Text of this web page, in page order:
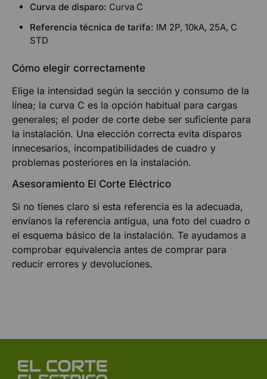
Curva de disparo: Curva C
Referencia técnica de tarifa: IM 2P, 10kA, 25A, C
STD
Cómo elegir correctamente
Elige la intensidad según la sección y consumo de la
línea; la curva C es la opción habitual para cargas
generales; el poder de corte debe ser suficiente para
la instalación. Una elección correcta evita disparos
innecesarios, incompatibilidades de cuadro y
problemas posteriores en la instalación.
Asesoramiento El Corte Eléctrico
Si no tienes claro si esta referencia es la adecuada,
envíanos la referencia antigua, una foto del cuadro o
el esquema básico de la instalación. Te ayudamos a
comprobar equivalencia antes de comprar para
reducir errores y devoluciones.